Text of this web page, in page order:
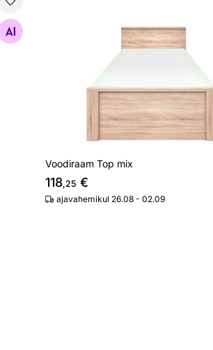
Voodiraam Top mix
118,25 €
ajavahemikul 26.08 - 02.09